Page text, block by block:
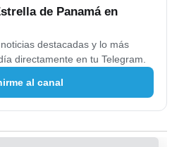
de Panamá en
destacadas y lo más
directamente en tu Telegram.
al canal